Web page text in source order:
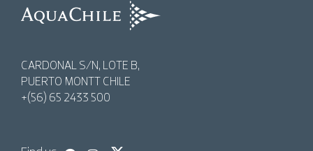
CARDONAL S/N, LOTE B,
PUERTO MONTT CHILE
+(56) 65 2433 500